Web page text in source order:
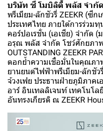
บริษัท ซี โมบิลิตี้ พลัส จำกัด
พรีเมียม-ลักชัวรี่ ZEEKR (ซีก
ประเทศไทย ภายใต้การร่วม
คอร์ปอเรชั่น (เอเชีย) จำกัด
อรุณ พลัส จำกัด โชว์ศักยภา
OUTSTANDING ZEEKR
ตอกย้ำความเชื่อมั่นในคุณภา
ยานยนต์ไฟฟ้าพรีเมียม-ลักชัว
จ้วงเฟย ประธานฝ่ายภูมิภาค
อาร์ อินเทลลิเจนท์ เทคโนโ
อันทรงเกียรติ ณ ZEEKR